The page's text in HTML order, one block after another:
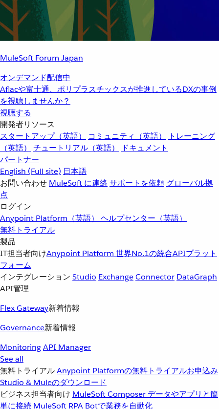
MuleSoft Forum Japan
オンデマンド配信中
Aflacや富士通、ポリプラスチックスが推進しているDXの事例
を視聴しませんか？
視聴する
開発者リソース
スタートアップ（英語）
コミュニティ（英語）
トレーニング
（英語）
チュートリアル（英語）
ドキュメント
パートナー
English (Full site) 日本語
お問い合わせ MuleSoft に連絡サポートを依頼 グローバル拠
点
ログイン
Anypoint Platform（英語） ヘルプセンター（英語）
無料トライアル
製品
IT担当者向けAnypoint Platform 世界No.1の統合APIプラット
フォーム
インテグレーション Studio ExchangeConnector DataGraph
API管理
Flex Gateway新着情報
Governance新着情報
MonitoringAPI Manager
See all
無料トライアルAnypoint Platformの無料トライアルお申込み
Studio & Muleのダウンロード
ビジネス担当者向け MuleSoft Composer データやアプリと簡
単に接続 MuleSoft RPA Botで業務を自動化